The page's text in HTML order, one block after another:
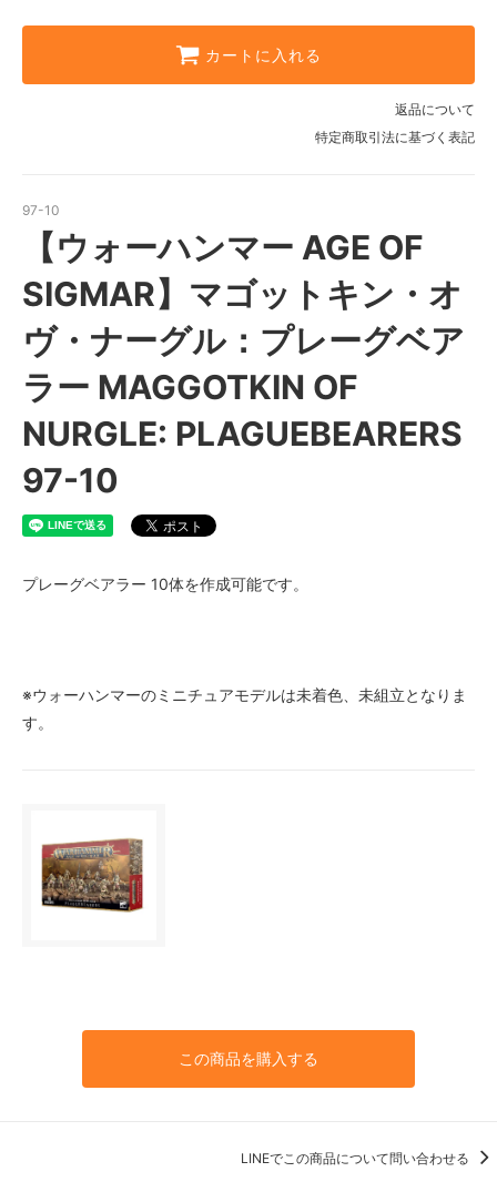
カートに入れる
返品について
特定商取引法に基づく表記
97-10
【ウォーハンマー AGE OF
SIGMAR】マゴットキン・オ
ヴ・ナーグル：プレーグベア
ラー MAGGOTKIN OF
NURGLE: PLAGUEBEARERS
97-10
プレーグベアラー 10体を作成可能です。
※ウォーハンマーのミニチュアモデルは未着色、未組立となりま
す。
この商品を購入する
LINEでこの商品について問い合わせる